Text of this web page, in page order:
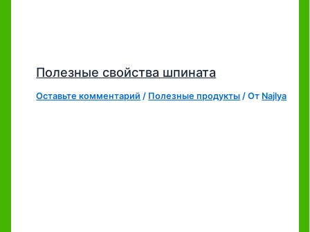
Полезные свойства шпината
Оставьте комментарий / Полезные продукты / От Najlya